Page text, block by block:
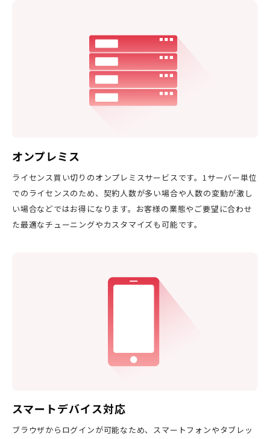
オンプレミス
ライセンス買い切りのオンプレミスサービスです。1サーバー単位
でのライセンスのため、契約人数が多い場合や人数の変動が激し
い場合などではお得になります。お客様の業態やご要望に合わせ
た最適なチューニングやカスタマイズも可能です。
スマートデバイス対応
ブラウザからログインが可能なため、スマートフォンやタブレッ